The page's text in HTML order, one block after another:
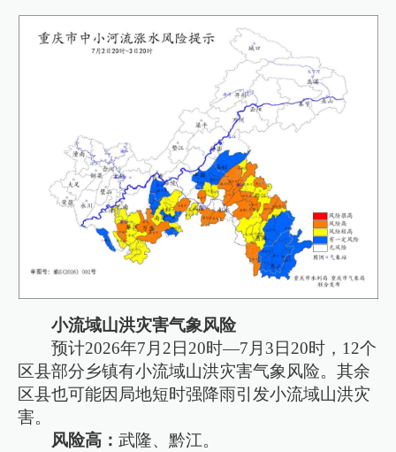
小流域山洪灾害气象风险
预计2026年7月2日20时—7月3日20时，12个
区县部分乡镇有小流域山洪灾害气象风险。其余
区县也可能因局地短时强降雨引发小流域山洪灾
害。
风险高：武隆、黔江。